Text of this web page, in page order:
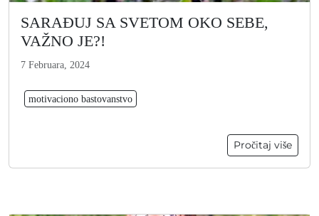
SARAĐUJ SA SVETOM OKO SEBE,
VAŽNO JE?!
7 Februara, 2024
motivaciono bastovanstvo
Pročitaj više